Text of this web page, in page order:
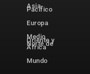
Asia-
Pacífico
Europa
Medio
Oriente y
Norte de
África
Mundo